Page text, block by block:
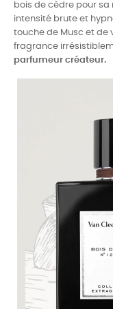
bois de cèdre pour sa
intensité brute et
touche de Musc et
fragrance
parfumeur créateur.